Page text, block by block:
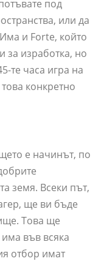
под
или да
и Forte, който
за изработка, но
те часа игра на
конкретно
е начинът, по
земя. Всеки път,
ще ви бъде
Това ще
във всяка
отбор имат